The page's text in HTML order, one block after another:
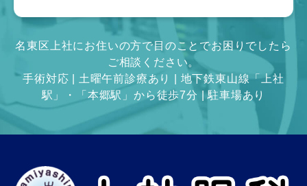
名東区上社にお住いの方で目のことでお困りでしたら
ご相談ください。
手術対応 | 土曜午前診療あり | 地下鉄東山線「上社
駅」・「本郷駅」から徒歩7分 | 駐車場あり